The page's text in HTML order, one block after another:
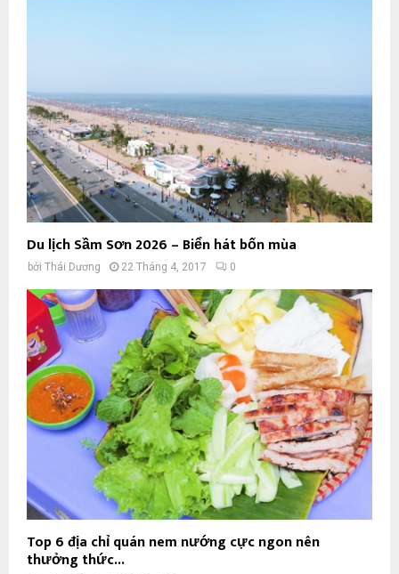
Du lịch Sầm Sơn 2026 – Biển hát bốn mùa
bởi Thái Dương 22 Tháng 4, 2017 0
Top 6 địa chỉ quán nem nướng cực ngon nên
thưởng thức...